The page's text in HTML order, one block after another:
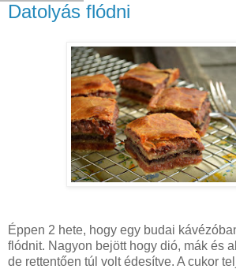
Datolyás flódni
Éppen 2 hete, hogy egy budai
flódnit. Nagyon bejött hogy dió, mák és
de rettentően túl volt édesítve. A cukor